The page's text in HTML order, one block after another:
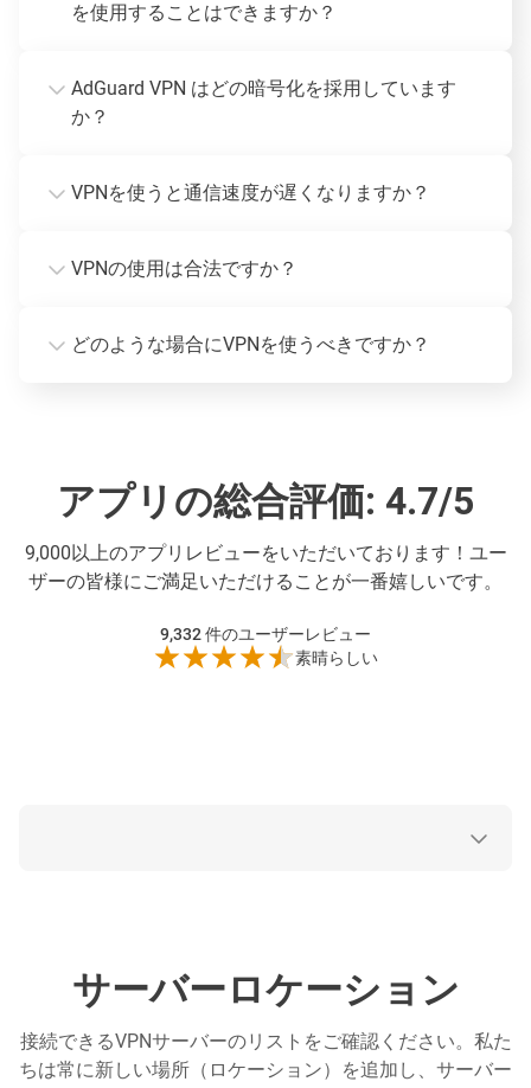
を使用することはできますか？
AdGuard VPN はどの暗号化を採用しています
か？
VPNを使うと通信速度が遅くなりますか？
VPNの使用は合法ですか？
どのような場合にVPNを使うべきですか？
アプリの総合評価: 4.7/5
9,000以上のアプリレビューをいただいております！ユー
ザーの皆様にご満足いただけることが一番嬉しいです。
9,332件のユーザーレビュー
素晴らしい
サーバーロケーション
接続できるVPNサーバーのリストをご確認ください。私た
ちは常に新しい場所（ロケーション）を追加し、サーバー